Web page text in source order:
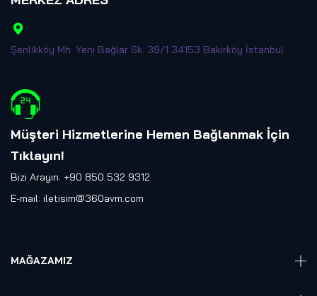
Şenlikköy Mh. Yeni Bağlar Sk. 39/1 34153 Bakırköy İstanbul
Müşteri Hizmetlerine Hemen Bağlanmak İçin
Tıklayın!
Bizi Arayın: +90 850 532 9312
E-mail: iletisim@360avm.com
MAĞAZAMIZ